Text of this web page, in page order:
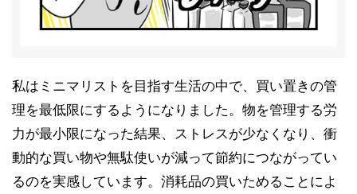
私はミニマリストを目指す生活の中で、買い置きの管
理を最低限にするようになりました。物を管理する労
力が最小限になった結果、ストレスが少なくなり、衝
動的な買い物や無駄使いが減って節約につながってい
るのを実感しています。消耗品の買いためることによ